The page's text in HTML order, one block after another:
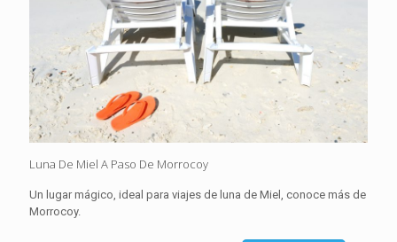
Luna De Miel A Paso De Morrocoy
Un lugar mágico, ideal para viajes de luna de Miel, conoce más de
Morrocoy.